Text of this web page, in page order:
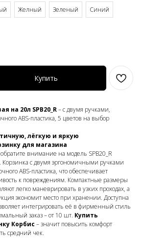
Желный Зеленый Синий
Купить
на 20л SPB20_R– с двумя ручками,
ABS-пластика, 5 цветов на выбор
лёгкую и яркую
для магазина
обратите внимание на модель SPB20_R
Корзинка с двумя эргономичными ручками
ABS-пластика, что обеспечивает
к повреждениям. Компактные размеры
легко маневрировать в узких проходах, а
экономит место при хранении. Доступна
интегрировать её в фирменный стиль
заказ – от 10 шт. Купить
Корбис – значит повысить комфорт
средний чек.